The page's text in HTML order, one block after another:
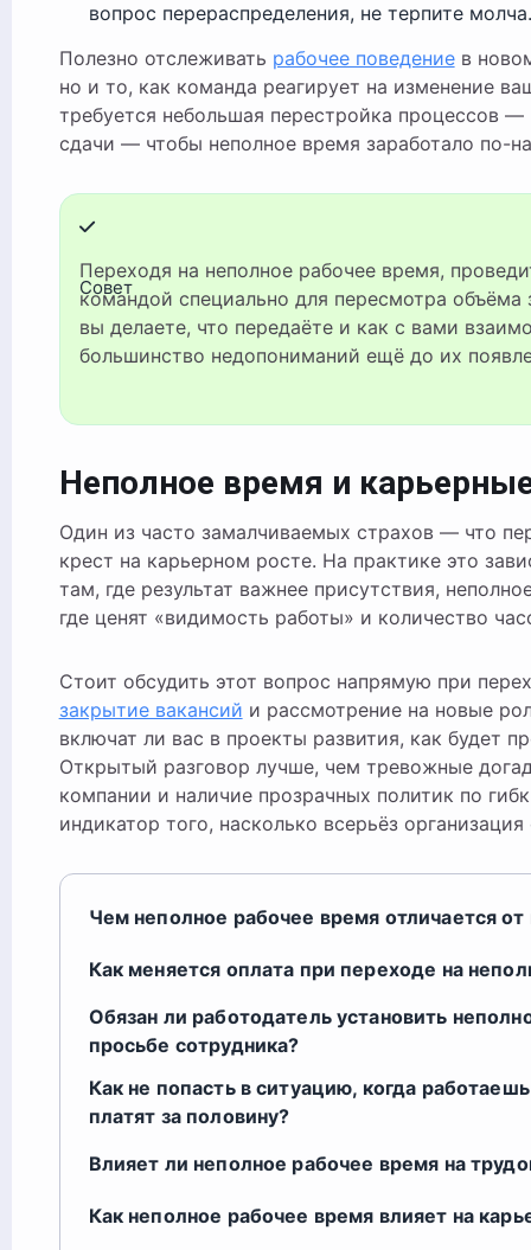
вопрос перераспределения, не терпите
Полезно отслеживать рабочее поведениев
но и то, как команда реагирует на изменение
требуется небольшая перестройка процессов
сдачи — чтобы неполное время заработало по-
Совет
Переходя на неполное рабочее время, проведите встречу с руководителем и
командой специально для пересмотра объёма
вы делаете, что передаёте и как с вами
большинство недопониманий ещё до их
Неполное время и
Один из часто замалчиваемых страхов — что
крест на карьерном росте. На практике это
там, где результат важнее присутствия,
где ценят «видимость работы» и количество
Стоит обсудить этот вопрос напрямую при
закрытие вакансий и рассмотрение на новые
включат ли вас в проекты развития, как будет
Открытый разговор лучше, чем тревожные
компании и наличие прозрачных политик по
индикатор того, насколько всерьёз
Чем неполное рабочее время отличается от
Как меняется оплата при переходе на
Обязан ли работодатель установить
просьбе сотрудника?
Как не попасть в ситуацию, когда
платят за половину?
Влияет ли неполное рабочее время на
Как неполное рабочее время влияет на